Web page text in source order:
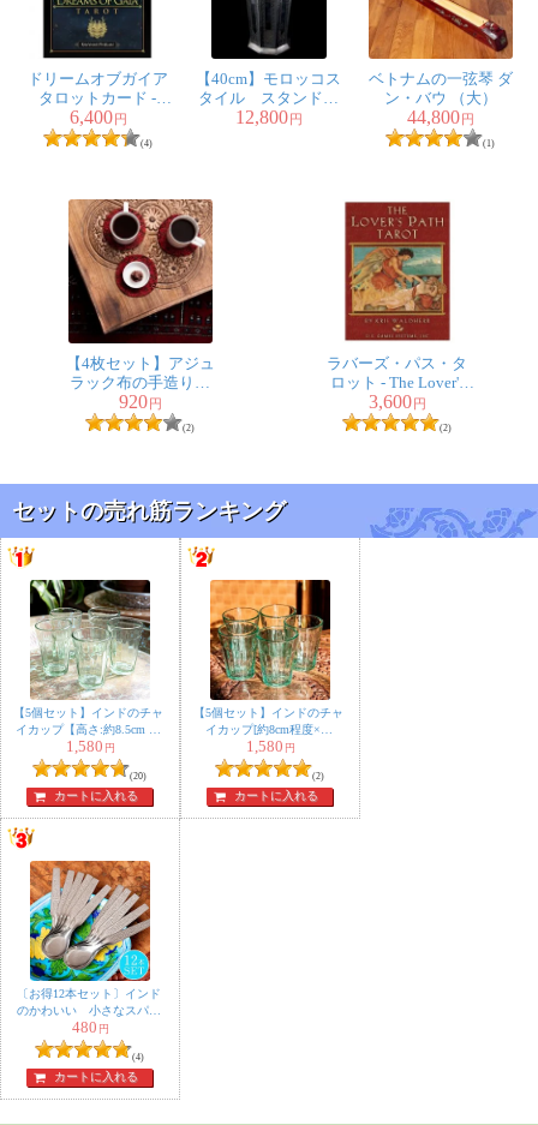
ドリームオブガイア
タロットカード -
Dreams Of Gaia Tarot
6,400円
(4)
【40cm】モロッコス
タイル スタンド型
LEDキャンドルラン
12,800円
ベトナムの一弦琴 ダ
ン・バウ （大）
44,800円
(1)
【4枚セット】アジュ
ラック布の手造りコ
ースター リバーシ
ブル サークル
920円
(2)
ラバーズ・パス・タ
ロット - The Lover's
Path Tarot
3,600円
(2)
セットの売れ筋ランキング
【5個セット】インドのチャ
イカップ【高さ:約8.5cm 直
径:約6cm 容量：約110ml】
1,580 円
(20)
カートに入れる
【5個セット】インドのチャ
イカップ[約8cm程度×直
径：約5.8cm]
1,580 円
(2)
カートに入れる
〔お得12本セット〕インド
のかわいい 小さなスパイ
ススプーン 約10.8cm ミニ
デザートスプーン
480 円
(4)
カートに入れる